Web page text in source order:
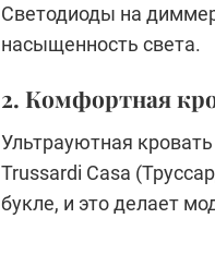
Светодиоды на
насыщенность света.
2. Комфортная
Ультрауютная
Trussardi Casa
букле, и это делает